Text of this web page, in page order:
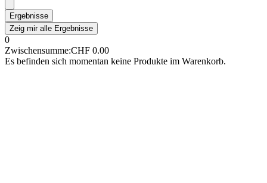
Ergebnisse
Zeig mir alle Ergebnisse
0
Zwischensumme:CHF 0.00
Es befinden sich momentan keine Produkte im Warenkorb.